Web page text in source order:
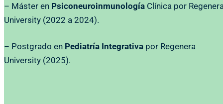
– Máster en Psiconeuroinmunología Clínica por
University (2022 a 2024).
– Postgrado en Pediatría Integrativa por Regenera
University (2025).